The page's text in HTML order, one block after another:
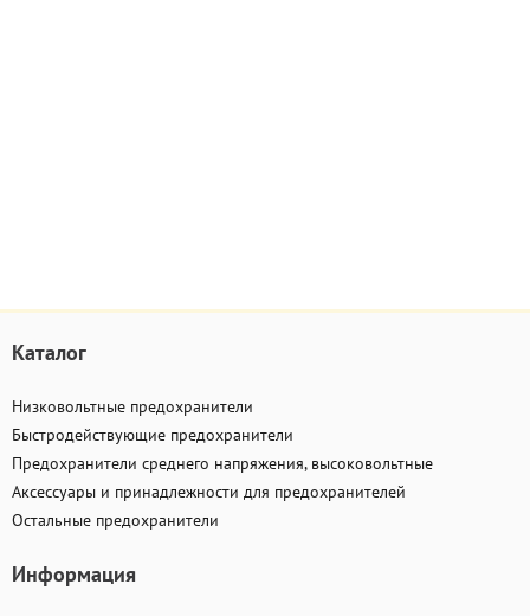
Каталог
Низковольтные предохранители
Быстродействующие предохранители
Предохранители среднего напряжения, высоковольтные
Аксессуары и принадлежности для предохранителей
Остальные предохранители
Информация